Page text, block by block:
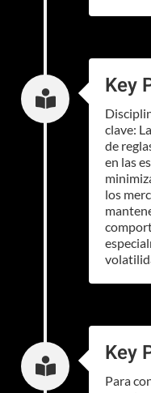
 Key
clave:
de
en las
los
 Key
Para